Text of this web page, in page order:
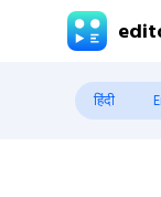
हिंदी